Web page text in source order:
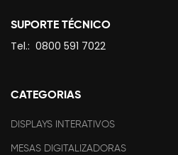
SUPORTE TÉCNICO
Tel.: 0800 591 7022
CATEGORIAS
DISPLAYS INTERATIVOS
MESAS DIGITALIZADORAS